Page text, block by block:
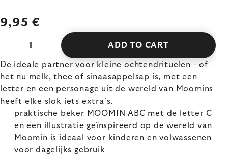
9,95 €
ADD TO CART
De ideale partner voor kleine ochtendrituelen - of
het nu melk, thee of sinaasappelsap is, met een
letter en een personage uit de wereld van Moomins
heeft elke slok iets extra's.
praktische beker MOOMIN ABC met de letter C
en een illustratie geïnspireerd op de wereld van
Moomin is ideaal voor kinderen en volwassenen
voor dagelijks gebruik